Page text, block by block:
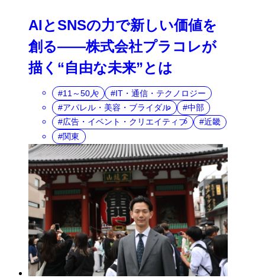
AIとSNSの力で新しい価値を
創る――株式会社プラコレが
描く“自由な未来”とは
11～50人
IT・通信・テクノロジー
アパレル・美容・ブライダル
中部
広告・イベント・クリエイティブ
近畿
関東